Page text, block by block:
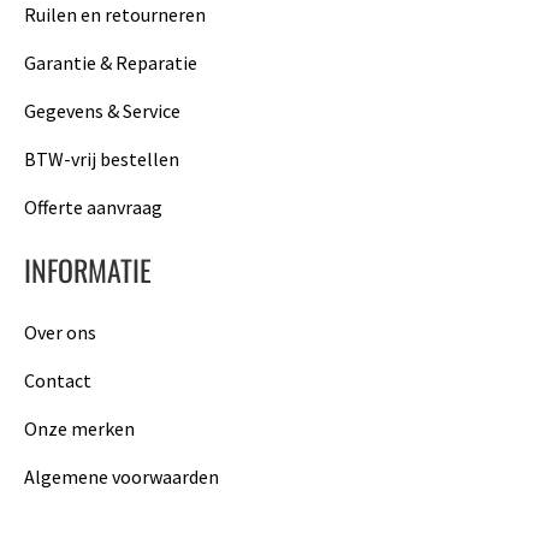
Ruilen en retourneren
Garantie & Reparatie
Gegevens & Service
BTW-vrij bestellen
Offerte aanvraag
INFORMATIE
Over ons
Contact
Onze merken
Algemene voorwaarden